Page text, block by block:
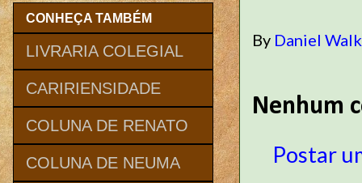
By Daniel
Nenhum
Postar
CONHEÇA TAMBÉM
LIVRARIA COLEGIAL
CARIRIENSIDADE
COLUNA DE RENATO
COLUNA DE NEUMA